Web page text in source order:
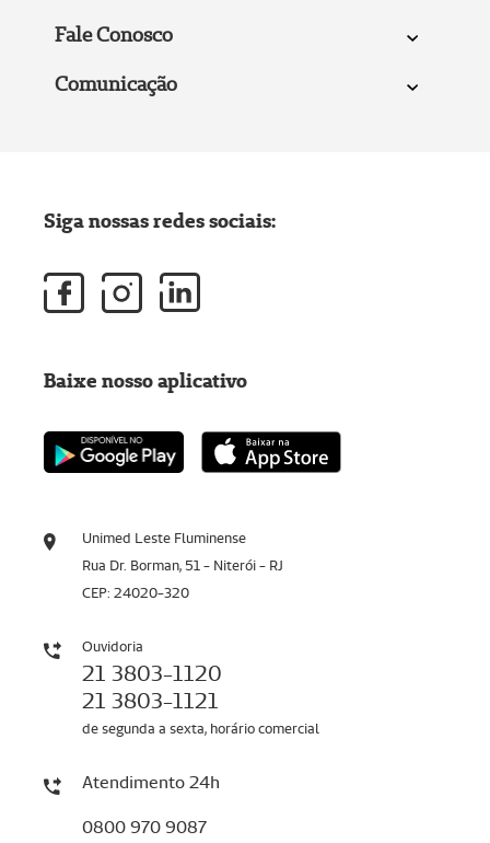
Fale Conosco
Comunicação
Unimed Leste Fluminense
Rua Dr. Borman, 51 - Niterói - RJ
CEP: 24020-320
Ouvidoria
21 3803-1120
21 3803-1121
de segunda a sexta, horário comercial
Atendimento 24h
0800 970 9087
Siga nossas redes sociais:
Baixe nosso aplicativo